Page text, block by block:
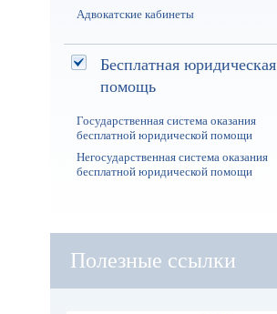
Адвокатские кабинеты
Бесплатная юридическая
помощь
Государственная система оказания
бесплатной юридической помощи
Негосударственная система оказания
бесплатной юридической помощи
Полезные ссылки